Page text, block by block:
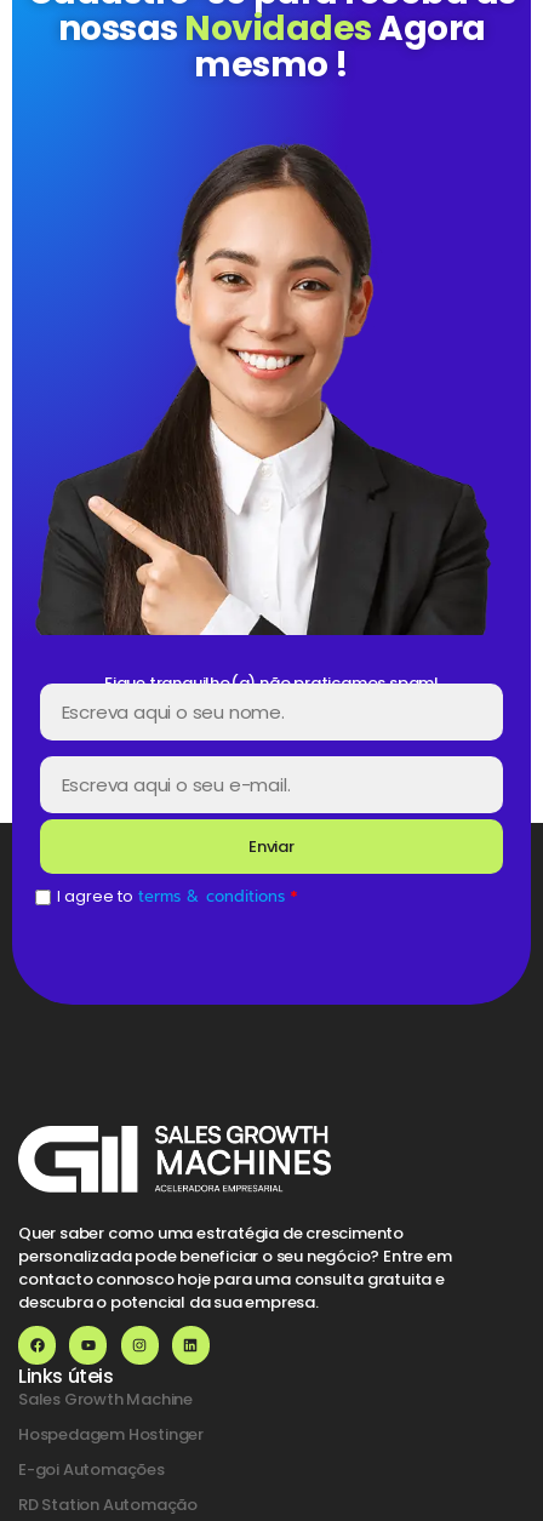
nossas NovidadesAgora
mesmo !
Fique tranquilho(a) não praticamos spam!
Enviar
I agree to terms & conditions *
Quer saber como uma estratégia de crescimento
personalizada pode beneficiar o seu negócio? Entre em
contacto connosco hoje para uma consulta gratuita e
descubra o potencial da sua empresa.
Links úteis
Sales Growth Machine
Hospedagem Hostinger
E-goi Automações
RD Station Automação